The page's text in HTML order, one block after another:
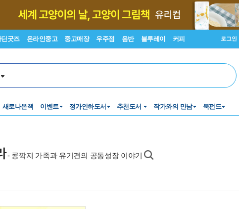
굿즈 온라인중고 중고매장 우주점 음반 블루레이 커피 로그인
새로나온책 이벤트 정가인하도서 추천도서 작가와의 만남 북펀드
- 콩깍지 가족과 유기견의 공동성장 이야기